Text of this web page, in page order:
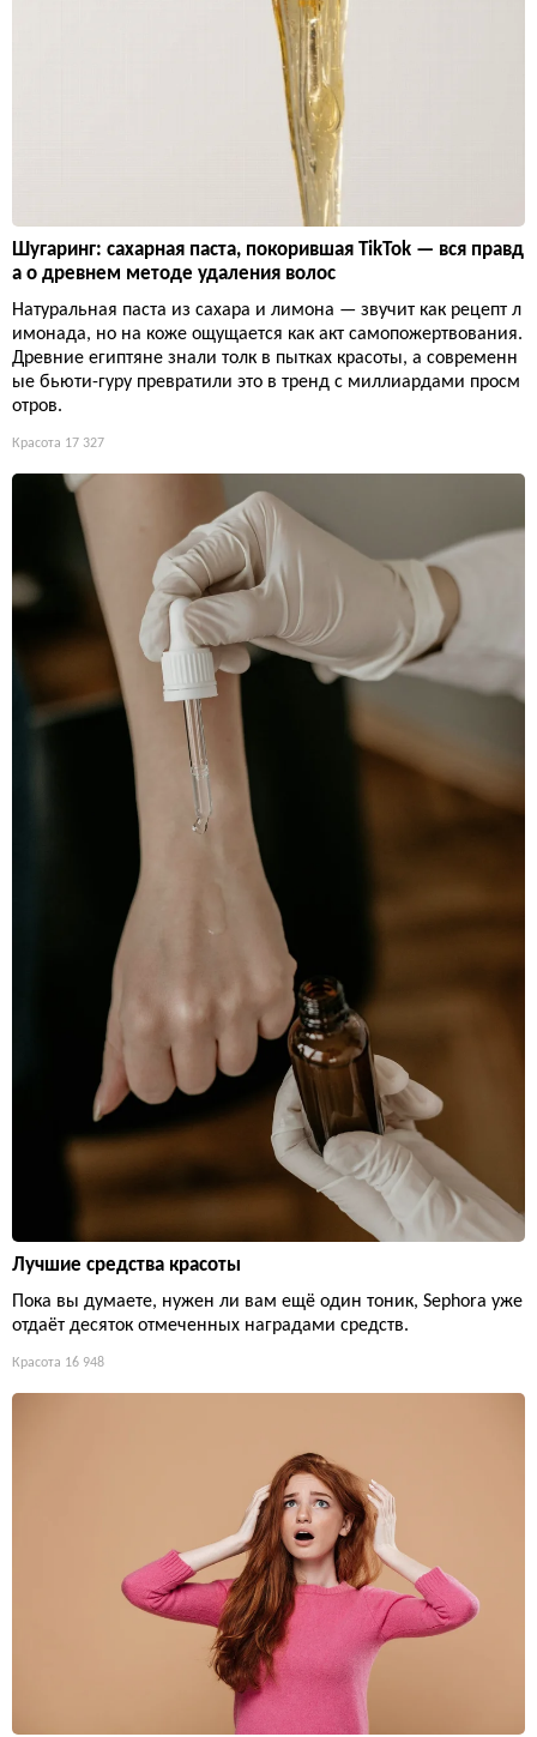
Шугаринг: сахарная паста, покорившая TikTok — вся правд
а о древнем методе удаления волос
Натуральная паста из сахара и лимона — звучит как рецепт л
имонада, но на коже ощущается как акт самопожертвования.
Древние египтяне знали толк в пытках красоты, а современн
ые бьюти-гуру превратили это в тренд с миллиардами просм
отров.
Красота 17 327
Лучшие средства красоты
Пока вы думаете, нужен ли вам ещё один тоник, Sephora уже
отдаёт десяток отмеченных наградами средств.
Красота 16 948